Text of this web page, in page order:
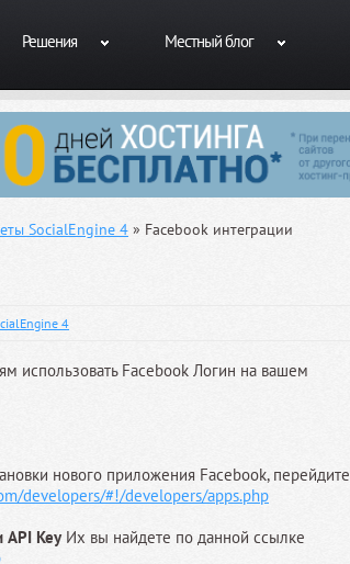
Решения Местный блог
SocialEngine 4 » Facebook интеграции
4
использовать Facebook Логин на вашем
нового приложения Facebook, перейдите
developers/#!/developers/apps.php
API KeyИх вы найдете по данной ссылке